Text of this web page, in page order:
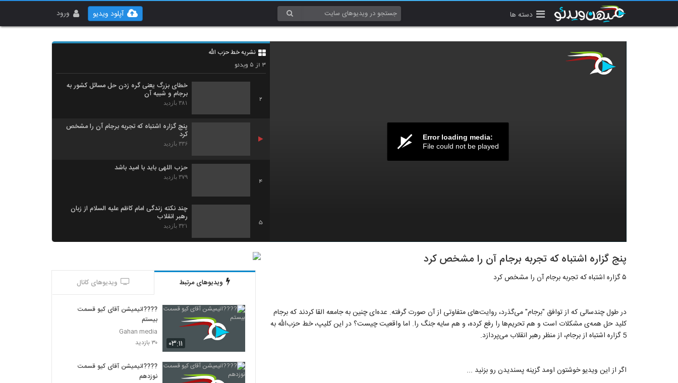
دسته ها ورود آپلود ویدیو
Error loading media:
File could not be played
نشریه خط حزب الله
۳از ۵ ویدئو
1
طرح منطقی جمهوری اسلامی برای نابودی رژیم
2
خطای بزرگ یعنی گره زدن حل مسائل کشور به
برجام و شبیه آن
۳۸۱ بازدید
پنج گزاره‌ اشتباه که تجربه برجام آن را مشخص
کرد
۳۳۶ بازدید
4
حزب اللهی باید با امید باشد
۳۷۹ بازدید
5
چند نکته زندگی امام کاظم علیه السلام از زبان
رهبر انقلاب
۳۲۱ بازدید
پنج گزاره‌ اشتباه که تجربه برجام آن را مشخص کرد
۵ گزاره‌ اشتباه که تجربه برجام آن را مشخص کرد
در طول چندسالی که از توافق "برجام" می‌گذرد، روایت‌های متفاوتی از آن صورت گرفته. عده‌ای چنین به جامعه القا کردند که برجام
کلید حل همه‌ی مشکلات است و هم تحریم‌ها را رفع کرده، و هم سایه جنگ را. اما واقعیت چیست؟ در این کلیپ، خط حزب‌الله به
5 گزاره اشتباه از برجام، از منظر رهبر انقلاب می‌پردازد.
اگر از این ویدیو خوشتون اومد گزینه پسندیدن رو بزنید ...
ویدیوهای مرتبط ویدیوهای کانال
۰۳:۱۱
????️انیمیشن آقای کیو قسمت
بیستم
Gahan media
۳۰ بازدید
????️انیمیشن آقای کیو قسمت
نوزدهم